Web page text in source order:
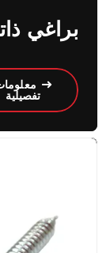
براغي
تفصيلية